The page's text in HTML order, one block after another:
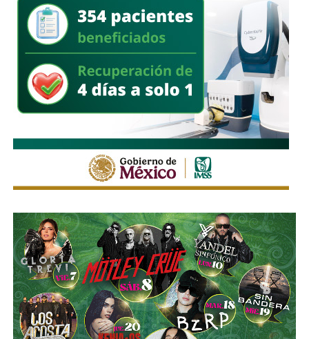
puntos críticos del municipio